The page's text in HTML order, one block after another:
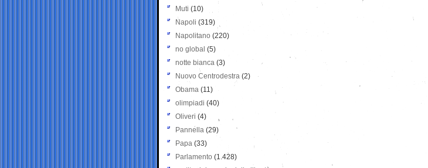
Muti (10)
Napoli (319)
Napolitano (220)
no global (5)
notte bianca (3)
Nuovo Centrodestra (2)
Obama (11)
olimpiadi (40)
Oliveri (4)
Pannella (29)
Papa (33)
Parlamento (1.428)